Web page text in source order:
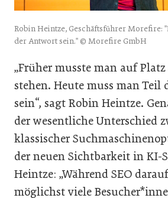
Robin Heintze, Geschäftsführer Morefire:
der Antwort sein." © Morefire GmbH
„Früher musste man auf
stehen. Heute muss man Teil
sein“, sagt Robin Heintze.
der wesentliche Unterschied
klassischer
der neuen Sichtbarkeit in KI-
Heintze: „Während SEO
möglichst viele